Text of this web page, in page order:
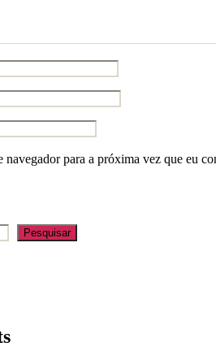
navegador para a próxima vez que eu
Pesquisar